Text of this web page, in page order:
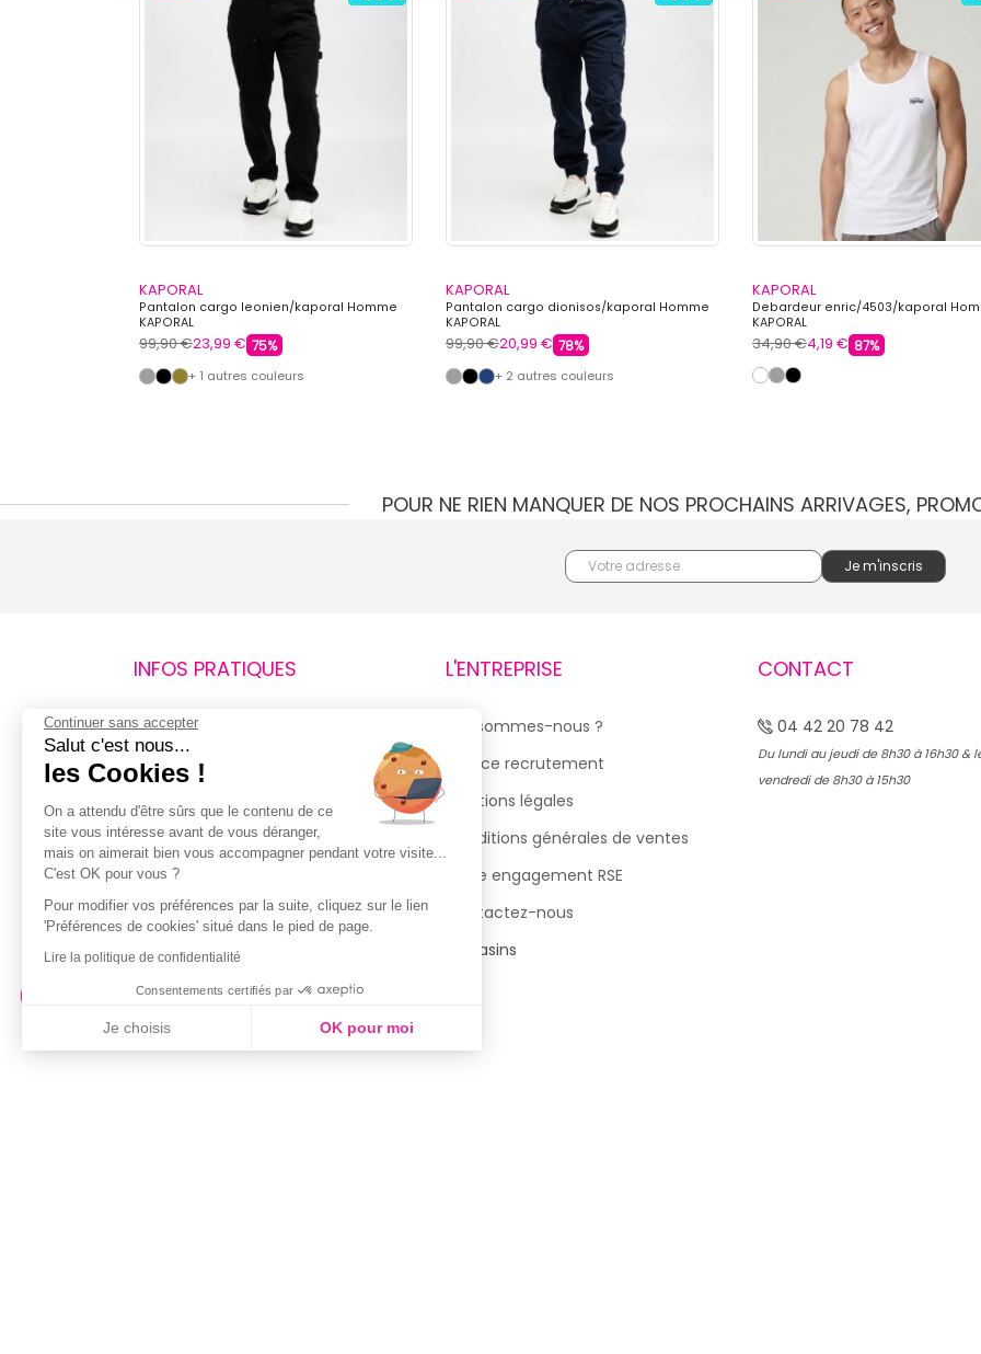
KAPORAL
Pantalon cargo leonien/kaporal Homme
KAPORAL
99,90 €23,99 € 75%
+ 1 autres couleurs
KAPORAL
Pantalon cargo dionisos/kaporal Homme
KAPORAL
99,90 €20,99 € 78%
+ 2 autres couleurs
KAPORAL
Debardeur enric/4503/kaporal
KAPORAL
34,90 €4,19 € 87%
POUR NE RIEN MANQUER DE NOS PROCHAINS ARRIVAGES,
INFOS PRATIQUES
Retours et remboursements
Suivi de commande
Livraisons
Guide des tailles
Politique de confidentialité
Conditions générales d’utilisation
de la Carte de Fidélité
L'ENTREPRISE
Qui sommes-nous ?
Espace recrutement
Mentions légales
Conditions générales de ventes
Notre engagement RSE
Contactez-nous
Magasins
CONTACT
04 42 20 78 42
Du lundi au jeudi de 8h30 à 16h30 &
vendredi de 8h30 à 15h30
Continuer sans accepter
Salut c'est nous...
les Cookies !
On a attendu d'être sûrs que le contenu de ce
site vous intéresse avant de vous déranger,
mais on aimerait bien vous accompagner pendant votre visite...
C'est OK pour vous ?
Pour modifier vos préférences par la suite, cliquez sur le lien
'Préférences de cookies' situé dans le pied de page.
Lire la politique de confidentialité
Consentements certifiés par
Je choisis OK pour moi